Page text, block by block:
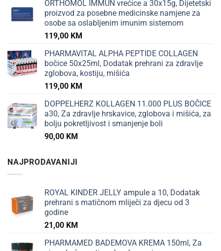
ORTHOMOL IMMUN vrećice a 30x15g, Dijetetski
proizvod za posebne medicinske namjene za
osobe sa oslabljenim imunim sistemom
119,00 KM
PHARMAVITAL ALPHA PEPTIDE COLLAGEN
bočice 50x25ml, Dodatak prehrani za zdravlje
zglobova, kostiju, mišića
119,00 KM
DOPPELHERZ KOLLAGEN 11.000 PLUS BOČICE
a30, Za zdravlje hrskavice, zglobova i mišića, za
bolju pokretljivost i smanjenje boli
90,00 KM
NAJPRODAVANIJI
ROYAL KINDER JELLY ampule a 10, Dodatak
prehrani s matičnom mliječi za djecu od 3
godine
21,00 KM
PHARMAMED BADEMOVA KREMA 150ml, Za